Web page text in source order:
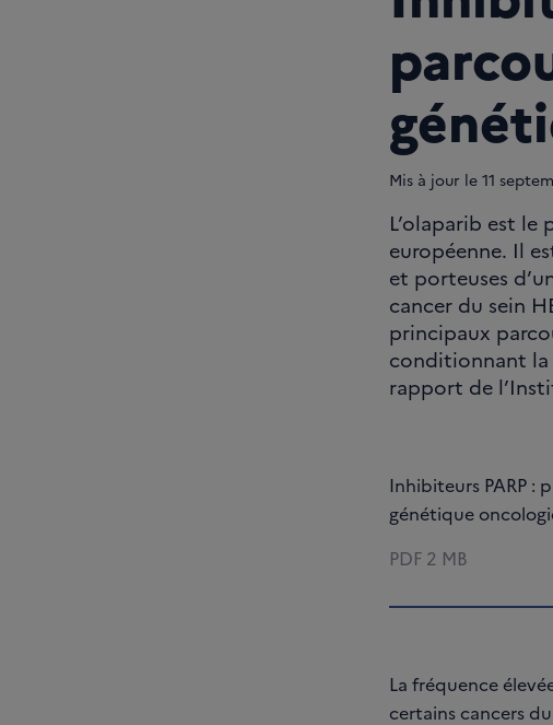
Mis à jour le 11
L’olaparib est le
européenne. Il
et porteuses
cancer du sein
principaux
conditionnant la
rapport de
Inhibiteurs PARP :
génétique
PDF2 MB
La fréquence
certains cancers